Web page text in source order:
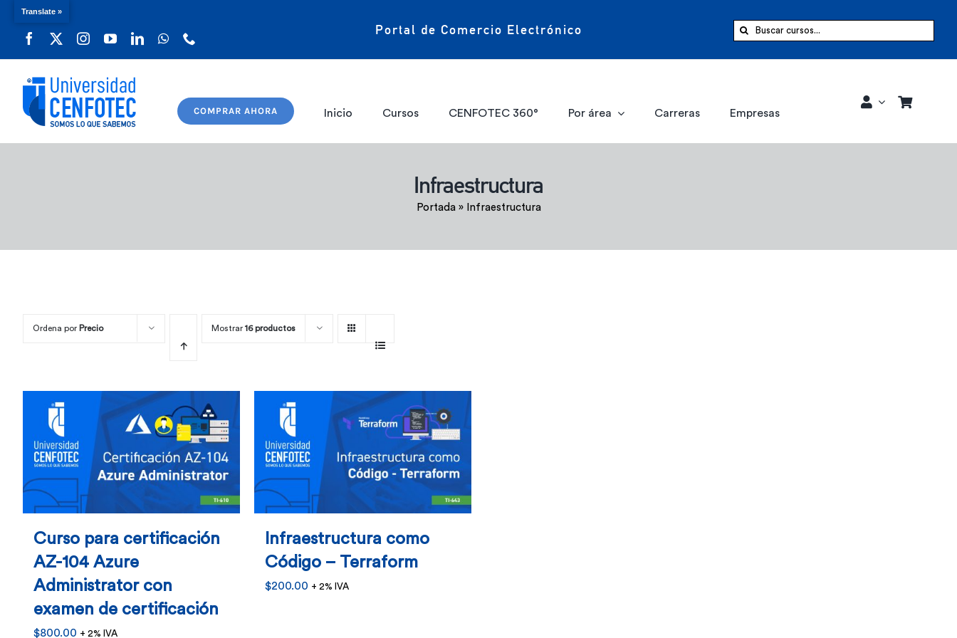
Portal de Comercio Electrónico Buscar:
COMPRAR AHORA Inicio Cursos CENFOTEC 360° Por área Carreras Empresas
Infraestructura
Portada» Infraestructura
Ordena por Precio Mostrar 16 productos
Curso para certificación
AZ-104 Azure
Administrator con
examen de certificación
$800.00 + 2% IVA
Infraestructura como
Código – Terraform
$200.00 + 2% IVA
Translate »